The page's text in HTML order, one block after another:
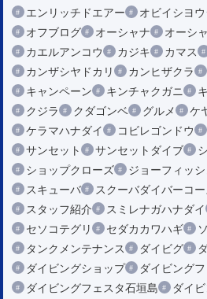
エンリッチドエアー
オビイシヨ
オフブログ
オーシャナ
オーシ
カエルアンコウ
カジキ カマス
カンザシヤドカリ
カンヒザクラ
キャンペーン
キンチャクガニ
クジラ
クダゴンベ グルメ
ケ
ケラマハナダイ
コビレゴンドウ
サンセット
サンセットダイブ
ショップクローズ
ジョーフィッシ
スキューバ
スクーバダイバーコー
スタッフ紹介
スミレナガハナダイ
セソコテグリ
セダカカワハギ
タンクメンテナンス
ダイビグ
ダイビングショップ
ダイビング
ダイビングフェスタ石垣島
ダイ